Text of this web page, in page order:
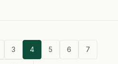
3 4 5 6 7